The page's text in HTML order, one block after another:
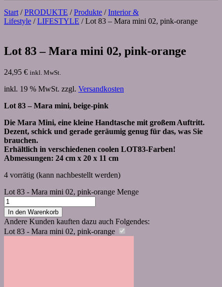
Start /PRODUKTE /Produkte /Interior &
Lifestyle /LIFESTYLE / Lot 83 – Mara mini 02, pink-orange
Lot 83 – Mara mini 02, pink-orange
24,95 € inkl. MwSt.
inkl. 19 % MwSt. zzgl. Versandkosten
Lot 83 – Mara mini, beige-pink
Die Mara Mini, eine kleine Handtasche mit großem Auftritt.
Dezent, schick und gerade geräumig genug für das, was Sie
brauchen.
Erhältlich in verschiedenen coolen LOT83-Farben!
Abmessungen: 24 cm x 20 x 11 cm
4 vorrätig (kann nachbestellt werden)
Lot 83 - Mara mini 02, pink-orange Menge
In den Warenkorb
Andere Kunden kauften dazu auch Folgendes:
Lot 83 - Mara mini 02, pink-orange